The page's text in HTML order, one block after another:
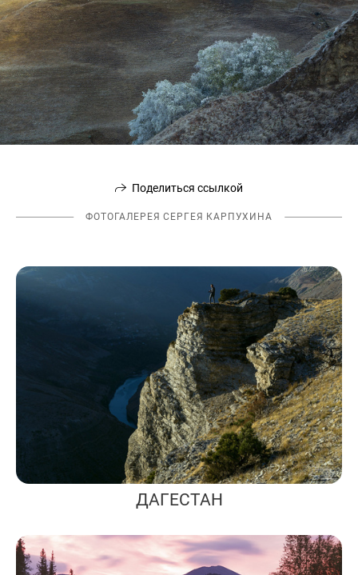
Поделиться ссылкой
ФОТОГАЛЕРЕЯ СЕРГЕЯ КАРПУХИНА
ДАГЕСТАН